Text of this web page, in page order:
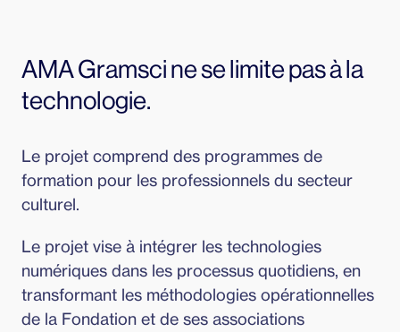
AMA Gramsci ne se limite pas à la
technologie.
Le projet comprend des programmes de
formation pour les professionnels du secteur
culturel.
Le projet vise à intégrer les technologies
numériques dans les processus quotidiens, en
transformant les méthodologies opérationnelles
de la Fondation et de ses associations